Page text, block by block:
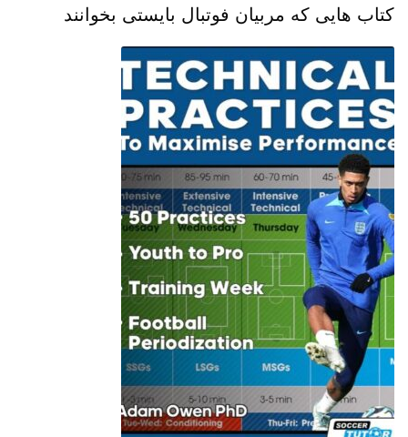
کتاب هایی که مربیان فوتبال بایستی بخوانند